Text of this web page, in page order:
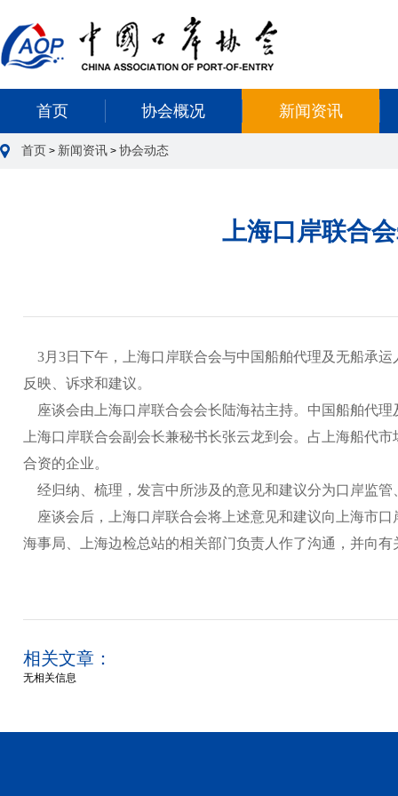
首页 协会概况 新闻资讯
首页 > 新闻资讯 > 协会动态
上海口岸联合
3月3日下午，上海口岸联合会与中国船舶代理及无船承
反映、诉求和建议。
座谈会由上海口岸联合会会长陆海祜主持。中国船舶代
上海口岸联合会副会长兼秘书长张云龙到会。占上海船代
合资的企业。
经归纳、梳理，发言中所涉及的意见和建议分为口岸监
座谈会后，上海口岸联合会将上述意见和建议向上海市
海事局、上海边检总站的相关部门负责人作了沟通，并向
相关文章：
无相关信息